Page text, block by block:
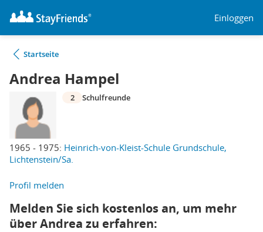
Einloggen
Startseite
Andrea Hampel
1965 - 1975: Heinrich-von-Kleist-Schule Grundschule,
Lichtenstein/Sa.
2 Schulfreunde
Profil melden
Melden Sie sich kostenlos an, um mehr
über Andrea zu erfahren: